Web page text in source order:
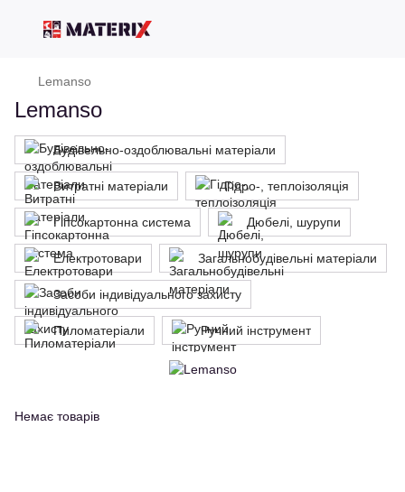
Lemanso
Lemanso
Будівельно-оздоблювальні матеріали
Витратні матеріали Гідро-, теплоізоляція
Гіпсокартонна система Дюбелі, шурупи
Електротовари Загальнобудівельні матеріали
Засоби індивідуального захисту
Пиломатеріали Ручний інструмент
Немає товарів